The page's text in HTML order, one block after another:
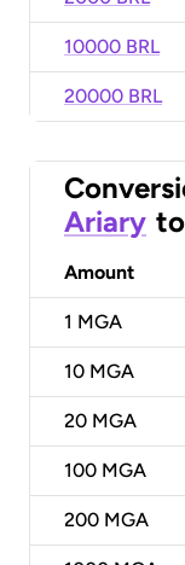
10000 BRL
20000 BRL
Ariary to
Amount
1 MGA
10 MGA
20 MGA
100 MGA
200 MGA